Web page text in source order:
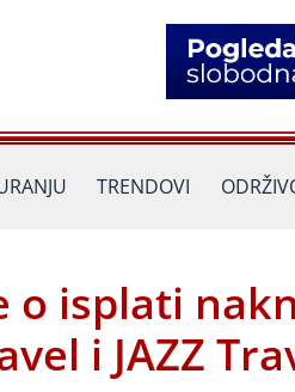
TRENDOVI
o isplati
i JAZZ